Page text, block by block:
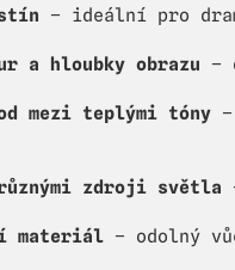
– ideální pro
a hloubky obrazu –
mezi teplými tóny
zdroji světla
materiál – odolný